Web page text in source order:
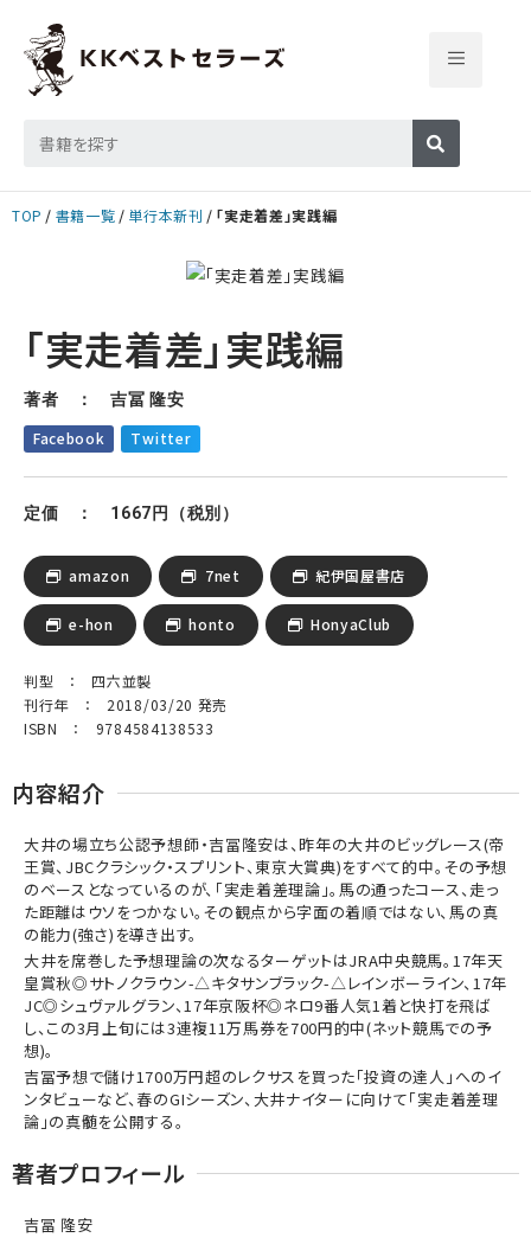
TOP 書籍一覧 単行本新刊 「実走着差」実践編
「実走着差」実践編
著者 ： 吉冨 隆安
Facebook Twitter
定価 ： 1667円（税別）
amazon 7net 紀伊国屋書店
e-hon honto HonyaClub
判型 ： 四六並製
刊行年 ： 2018/03/20 発売
ISBN ： 9784584138533
内容紹介
大井の場立ち公認予想師・吉冨隆安は、昨年の大井のビッグレース(帝
王賞、JBCクラシック・スプリント、東京大賞典)をすべて的中。その予想
のベースとなっているのが、「実走着差理論」。馬の通ったコース、走っ
た距離はウソをつかない。その観点から字面の着順ではない、馬の真
の能力(強さ)を導き出す。
大井を席巻した予想理論の次なるターゲットはJRA中央競馬。17年天
皇賞秋◎サトノクラウン-△キタサンブラック-△レインボーライン、17年
JC◎シュヴァルグラン、17年京阪杯◎ネロ9番人気1着と快打を飛ば
し、この3月上旬には3連複11万馬券を700円的中(ネット競馬での予
想)。
吉冨予想で儲け1700万円超のレクサスを買った「投資の達人」へのイ
ンタビューなど、春のGIシーズン、大井ナイターに向けて「実走着差理
論」の真髄を公開する。
著者プロフィール
吉冨 隆安